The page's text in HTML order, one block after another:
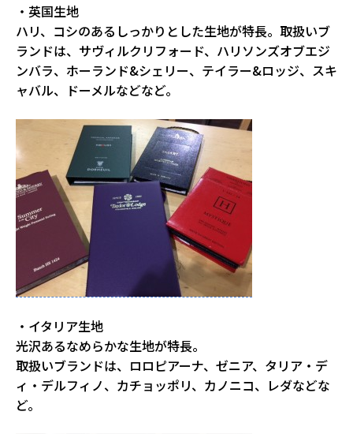
・英国生地
ハリ、コシのあるしっかりとした生地が特長。取扱いブ
ランドは、サヴィルクリフォード、ハリソンズオブエジ
ンバラ、ホーランド&シェリー、テイラー&ロッジ、スキ
ャバル、ドーメルなどなど。
・イタリア生地
光沢あるなめらかな生地が特長。
取扱いブランドは、ロロピアーナ、ゼニア、タリア・デ
ィ・デルフィノ、カチョッポリ、カノニコ、レダなどな
ど。